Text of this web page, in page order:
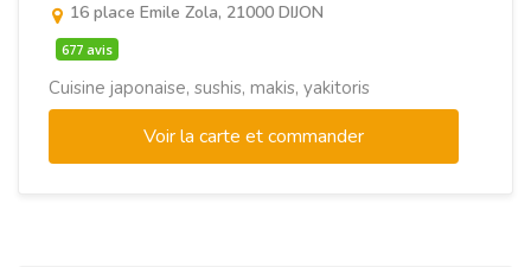
16 place Emile Zola, 21000 DIJON
677 avis
Cuisine japonaise, sushis, makis, yakitoris
Voir la carte et commander